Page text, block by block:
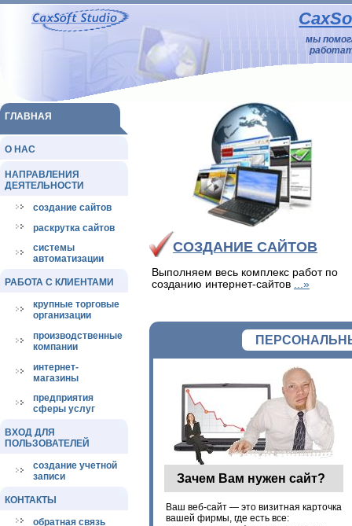
мы
ГЛАВНАЯ
О НАС
НАПРАВЛЕНИЯ
ДЕЯТЕЛЬНОСТИ
создание сайтов
раскрутка сайтов
системы
автоматизации
РАБОТА С КЛИЕНТАМИ
крупные торговые
организации
производственные
компании
интернет-
магазины
предприятия
сферы услуг
ВХОД ДЛЯ
ПОЛЬЗОВАТЕЛЕЙ
создание учетной
записи
КОНТАКТЫ
обратная связь
СОЗДАНИЕ САЙТОВ
Выполняем весь комплекс работ по
созданию интернет-сайтов
...»
Зачем Вам нужен сайт?
Ваш веб-сайт — это визитная карточка
вашей фирмы, где есть все: